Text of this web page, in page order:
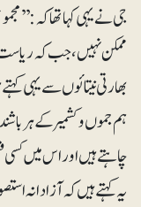
جی نے یہی کہا تھا کہ:
ممکن نہیں، جب کہ
بھارتی نیتائوں سے یہی
ہم جموں و کشمیر کے ہر
چاہتے ہیں اور اس میں
یہ کہتے ہیں کہ